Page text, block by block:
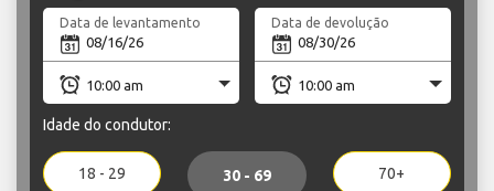
Data de levantamento Data de devolução
Idade do condutor:
18 - 29 30 - 69 70+